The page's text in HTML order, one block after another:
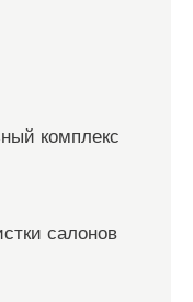
комплекс
салонов